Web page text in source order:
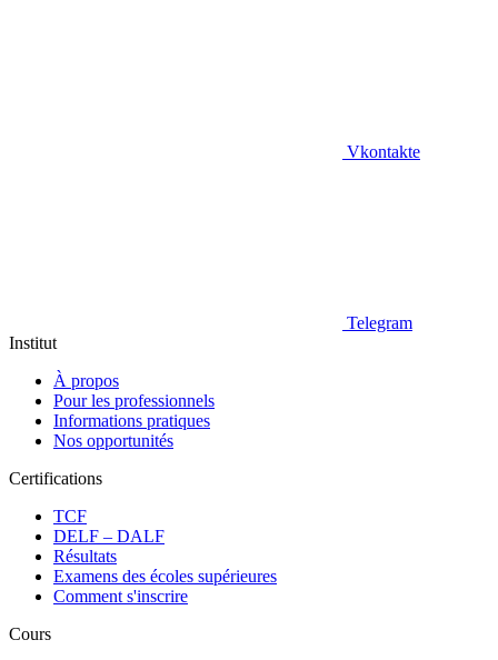
Vkontakte
Telegram
Institut
À propos
Pour les professionnels
Informations pratiques
Nos opportunités
Certifications
TCF
DELF – DALF
Résultats
Examens des écoles supérieures
Comment s'inscrire
Cours